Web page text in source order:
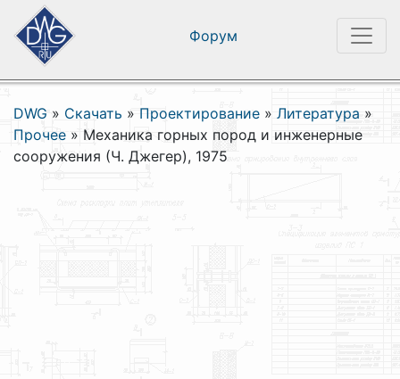
Форум
DWG » Скачать » Проектирование » Литература »
Прочее » Механика горных пород и инженерные
сооружения (Ч. Джегер), 1975